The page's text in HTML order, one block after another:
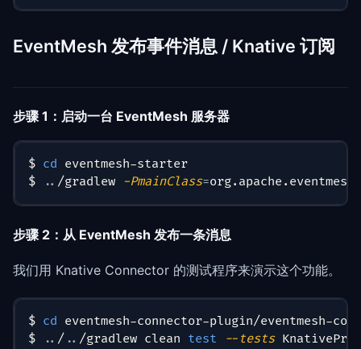
EventMesh 发布事件消息 / Knative 订阅
步骤 1：启动一台 EventMesh 服务器
$ cd eventmesh-starter
$
.. /gradlew -PmainClass=
步骤 2：从 EventMesh 发布一条消息
我们用 Knative Connector 的测试程序来演示这个功能。
$ cd eventmesh-connector-plugin/eventmesh-
$
.. / .. /gradlew clean test --tests